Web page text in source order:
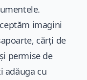
imagini
cărți de
permise de
adăuga cu